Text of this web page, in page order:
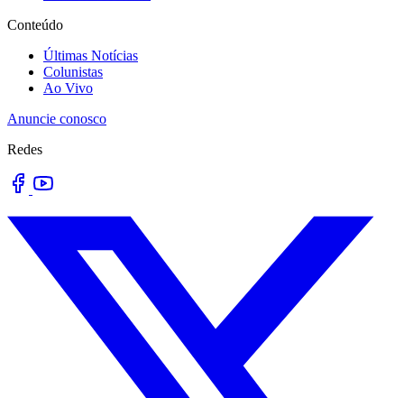
Conteúdo
Últimas Notícias
Colunistas
Ao Vivo
Anuncie conosco
Redes